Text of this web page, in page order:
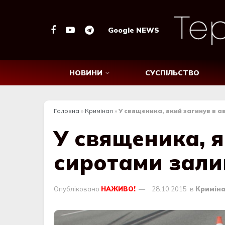
Google NEWS
НОВИНИ СУСПІЛЬСТВО
Головна » Кримінал » У священика, який загинув в
У священика,
сиротами
Опубліковано НАЖИВО! 28.10.2015 в